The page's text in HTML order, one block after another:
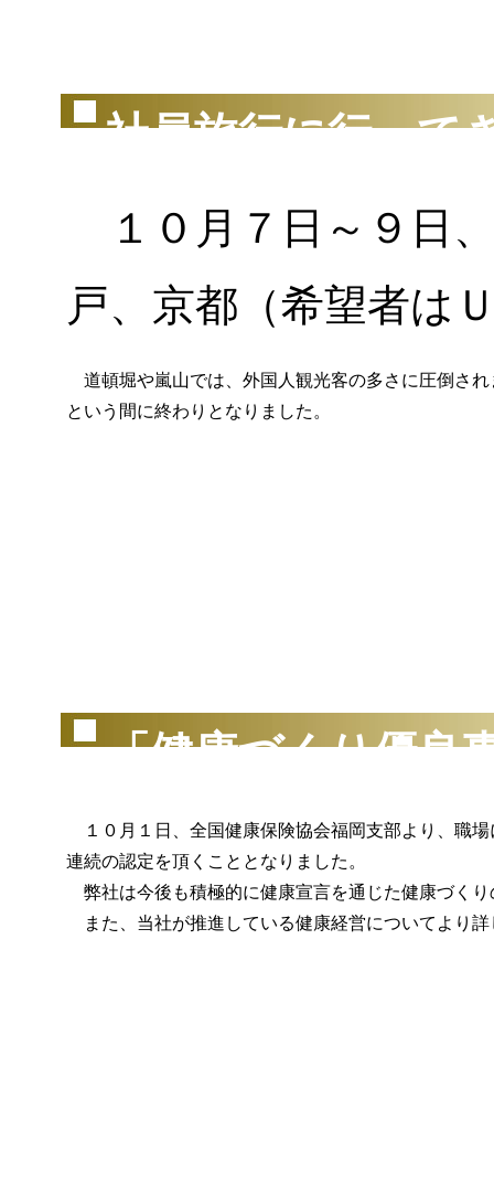
社員旅行に行って
１０月７日～９日
戸、京都（希望者
道頓堀や嵐山では、外国人観光客の多さに圧倒さ
という間に終わりとなりました。
「健康づくり優良
１０月１日、全国健康保険協会福岡支部より、職
連続の認定を頂くこととなりました。
弊社は今後も積極的に健康宣言を通じた健康づく
また、当社が推進している健康経営についてより